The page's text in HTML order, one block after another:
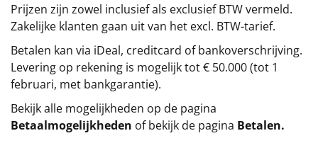
Prijzen zijn zowel inclusief als exclusief BTW vermeld.
Zakelijke klanten gaan uit van het excl. BTW-tarief.
Betalen kan via iDeal, creditcard of bankoverschrijving.
Levering op rekening is mogelijk tot € 50.000 (tot 1
februari, met bankgarantie).
Bekijk alle mogelijkheden op de pagina
Betaalmogelijkheden of bekijk de pagina Betalen.